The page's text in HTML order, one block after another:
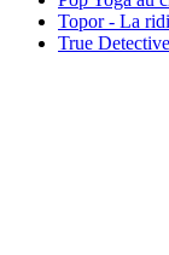
Topor - La
True